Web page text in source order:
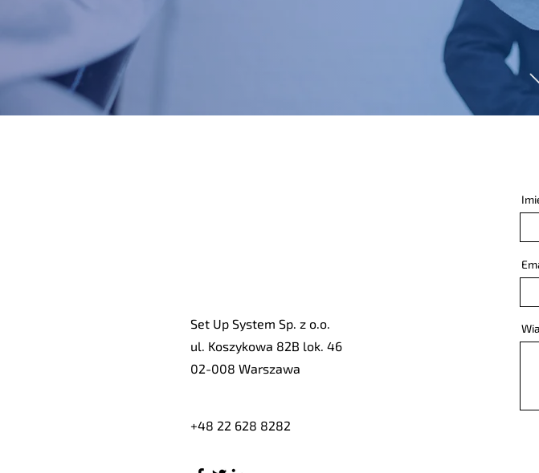
Set Up System Sp. z o.o.
ul. Koszykowa 82B lok. 46
02-008 Warszawa
+48 22 628 8282